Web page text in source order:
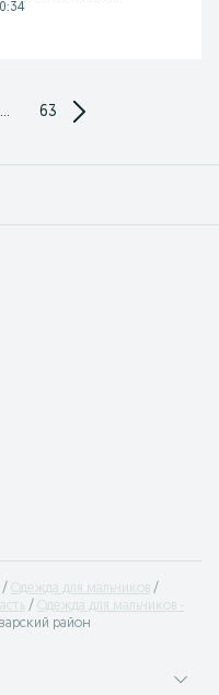
... 63
Одежда для мальчиков
Одежда для мальчиков -
район